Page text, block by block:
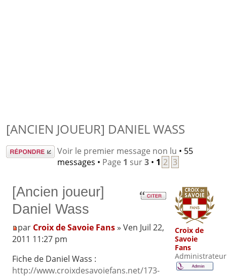
[ANCIEN JOUEUR] DANIEL WASS
Répondre Voir le premier message non lu • 55
messages • Page 1 sur3• 1 2 3
[Ancien joueur]
Daniel Wass
par Croix de Savoie Fans» Ven Juil 22,
2011 11:27 pm
Fiche de Daniel Wass :
http://www.croixdesavoiefans.net/173-
Croix de
Savoie
Fans
Administrateur